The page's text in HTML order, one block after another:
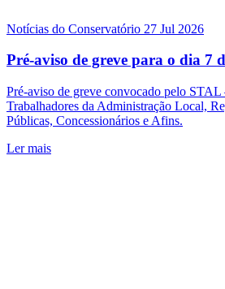
Notícias do Conservatório 27 Jul 2026
Pré-aviso de greve para o dia 7
Pré-aviso de greve convocado pelo
Trabalhadores da Administração Local,
Públicas, Concessionários e Afins.
Ler mais